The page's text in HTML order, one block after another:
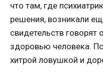
что там, где
решения, возникали
свидетельств
здоровью человека.
хитрой ловушкой и